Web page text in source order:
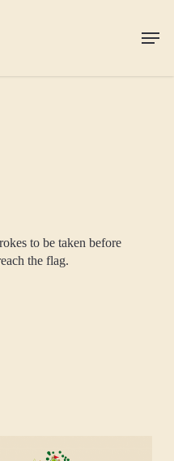
Menu
to be taken before
the flag.